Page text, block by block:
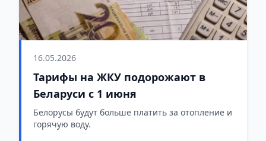
16.05.2026
Тарифы на ЖКУ подорожают в
Беларуси с 1 июня
Белорусы будут больше платить за отопление и
горячую воду.